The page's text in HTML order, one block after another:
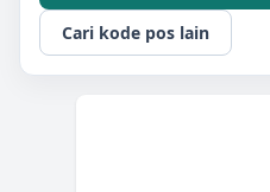
Cari kode pos lain